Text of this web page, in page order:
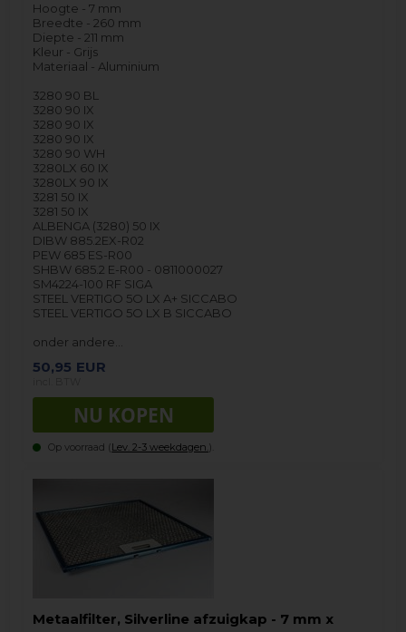
Hoogte - 7 mm
Breedte - 260 mm
Diepte - 211 mm
Kleur - Grijs
Materiaal - Aluminium
3280 90 BL
3280 90 IX
3280 90 IX
3280 90 IX
3280 90 WH
3280LX 60 IX
3280LX 90 IX
3281 50 IX
3281 50 IX
ALBENGA (3280) 50 IX
DIBW 885.2EX-R02
PEW 685 ES-R00
SHBW 685.2 E-R00 - 0811000027
SM4224-100 RF SIGA
STEEL VERTIGO 5O LX A+ SICCABO
STEEL VERTIGO 5O LX B SICCABO
onder andere…
50,95 EUR
Op voorraad (Lev. 2-3 weekdagen. ).
Metaalfilter, Silverline afzuigkap - 7 mm x